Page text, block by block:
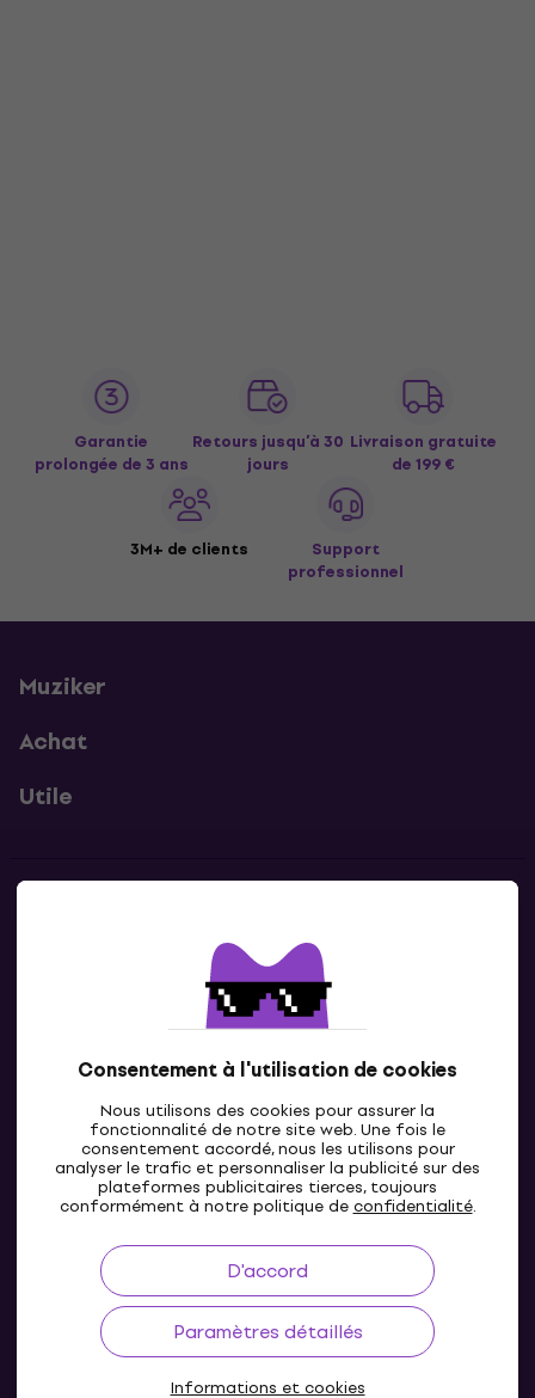
Consentement à l'utilisation de cookies
Nous utilisons des cookies pour assurer la
fonctionnalité de notre site web. Une fois le
consentement accordé, nous les utilisons pour
analyser le trafic et personnaliser la publicité sur des
plateformes publicitaires tierces, toujours
conformément à notre politique deconfidentialité.
D'accord
Paramètres détaillés
Informations et cookies
Garantie
prolongée de 3 ans
Retours jusqu’à 30
jours
Livraison gratuite
de 199 €
3M+ de clients
Support
professionnel
Muziker
Achat
Utile
Contacte nous
LU